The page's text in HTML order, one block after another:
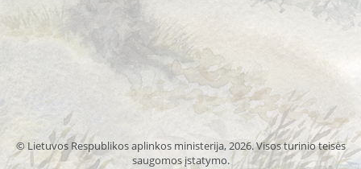
© Lietuvos Respublikos aplinkos ministerija, 2026. Visos turinio teisės
saugomos įstatymo.